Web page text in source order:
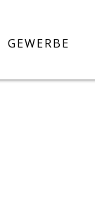
GEWERBE